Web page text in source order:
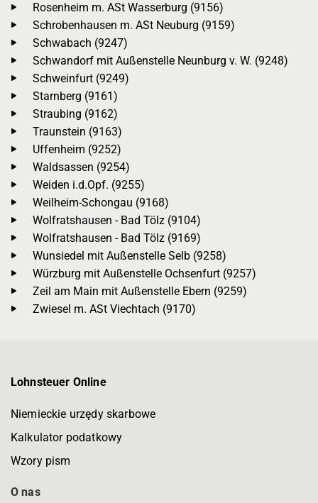
Rosenheim m. ASt Wasserburg (9156)
Schrobenhausen m. ASt Neuburg (9159)
Schwabach (9247)
Schwandorf mit Außenstelle Neunburg v. W. (9248)
Schweinfurt (9249)
Starnberg (9161)
Straubing (9162)
Traunstein (9163)
Uffenheim (9252)
Waldsassen (9254)
Weiden i.d.Opf. (9255)
Weilheim-Schongau (9168)
Wolfratshausen - Bad Tölz (9104)
Wolfratshausen - Bad Tölz (9169)
Wunsiedel mit Außenstelle Selb (9258)
Würzburg mit Außenstelle Ochsenfurt (9257)
Zeil am Main mit Außenstelle Ebern (9259)
Zwiesel m. ASt Viechtach (9170)
Lohnsteuer Online
Niemieckie urzędy skarbowe
Kalkulator podatkowy
Wzory pism
O nas